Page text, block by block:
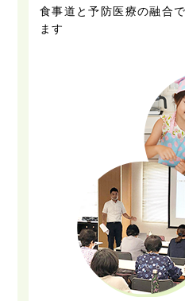
食事道と予防医療の融合
ます